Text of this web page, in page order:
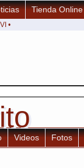
Tienda Online
•
Videos Fotos